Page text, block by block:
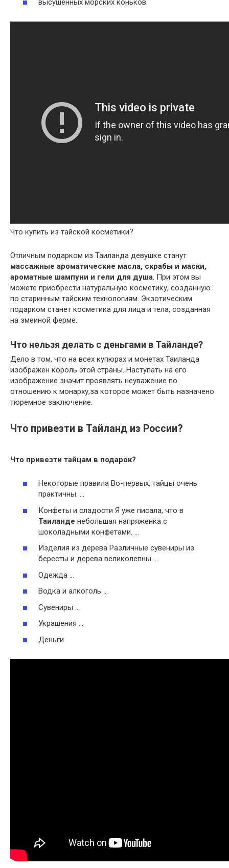
высушенных морских коньков.
Что купить из тайской косметики?
Отличным подарком из Таиланда девушке станут
массажные ароматические масла, скрабы и маски,
ароматные шампуни и гели для душа. При этом вы
можете приобрести натуральную косметику, созданную
по старинным тайским технологиям. Экзотическим
подарком станет косметика для лица и тела, созданная
на змеиной ферме.
Что нельзя делать с деньгами в Тайланде?
Дело в том, что на всех купюрах и монетах Таиланда
изображен король этой страны. Наступать на его
изображение значит проявлять неуважение по
отношению к монарху,за которое может быть назначено
тюремное заключение.
Что привезти в Тайланд из России?
Что привезти тайцам в подарок?
Некоторые правила Во-первых, тайцы очень
практичны. …
Конфеты и сладости Я уже писала, что в
Таиланде небольшая напряженка с
шоколадными конфетами. …
Изделия из дерева Различные сувениры из
бересты и дерева великолепны. …
Одежда …
Водка и алкоголь …
Сувениры …
Украшения …
Деньги